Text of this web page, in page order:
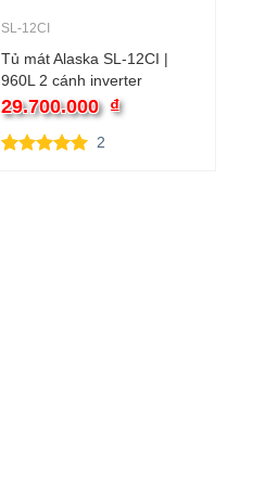
SL-12CI
Tủ mát Alaska SL-12CI |
960L 2 cánh inverter
29.700.000 ₫
2